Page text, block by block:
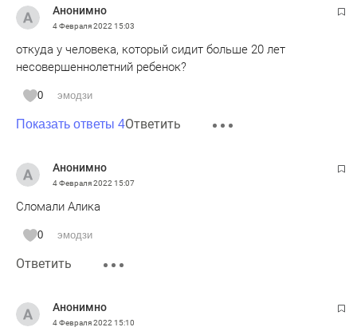
Анонимно
4 Февраля 2022 15:03
откуда у человека, который сидит больше 20 лет
несовершеннолетний ребенок?
0 эмодзи
Показать ответы 4Ответить
Анонимно
4 Февраля 2022 15:07
Сломали Алика
0 эмодзи
Ответить
Анонимно
4 Февраля 2022 15:10